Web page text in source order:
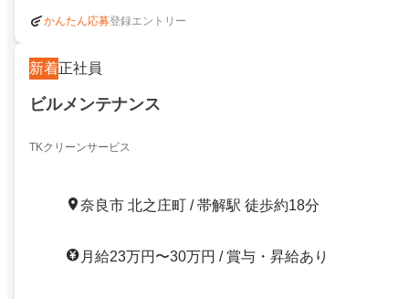
かんたん応募登録エントリー
新着正社員
ビルメンテナンス
TKクリーンサービス
奈良市 北之庄町 / 帯解駅 徒歩約18分
月給23万円〜30万円 / 賞与・昇給あり